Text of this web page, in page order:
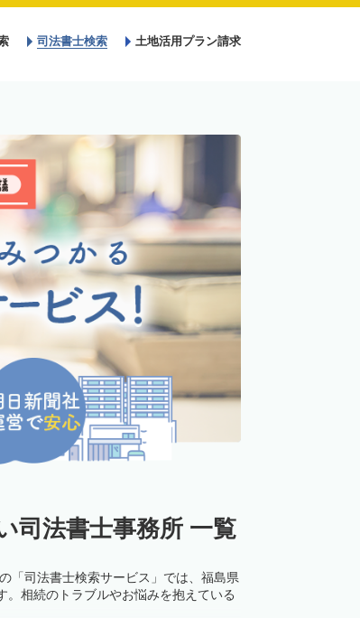
司法書士検索 土地活用プラン請求
司法書士事務所 一覧
「司法書士検索サービス」では、福島県
相続のトラブルやお悩みを抱えている